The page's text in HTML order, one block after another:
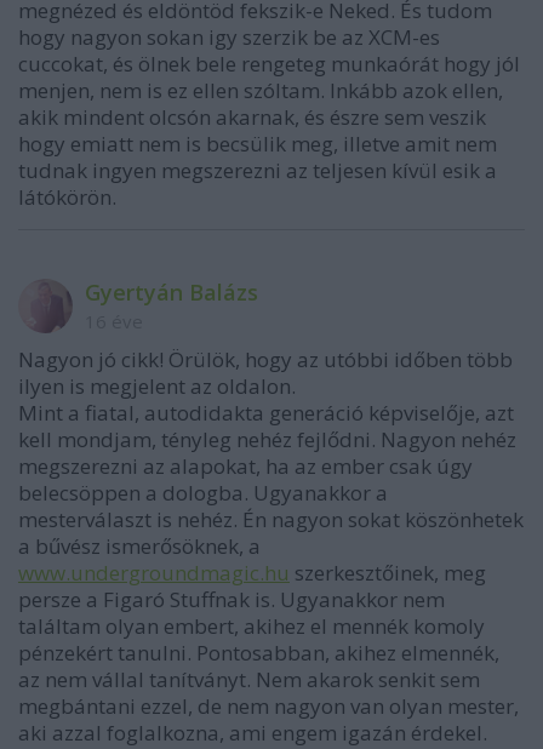
megnézed és eldöntöd fekszik-e Neked. És tudom
hogy nagyon sokan igy szerzik be az XCM-es
cuccokat, és ölnek bele rengeteg munkaórát hogy jól
menjen, nem is ez ellen szóltam. Inkább azok ellen,
akik mindent olcsón akarnak, és észre sem veszik
hogy emiatt nem is becsülik meg, illetve amit nem
tudnak ingyen megszerezni az teljesen kívül esik a
látókörön.
Gyertyán Balázs
Nagyon jó cikk! Örülök, hogy az utóbbi időben több
ilyen is megjelent az oldalon.
Mint a fiatal, autodidakta generáció képviselője, azt
kell mondjam, tényleg nehéz fejlődni. Nagyon nehéz
megszerezni az alapokat, ha az ember csak úgy
belecsöppen a dologba. Ugyanakkor a
mesterválaszt is nehéz. Én nagyon sokat köszönhetek
a bűvész ismerősöknek, a
www.undergroundmagic.hu szerkesztőinek, meg
persze a Figaró Stuffnak is. Ugyanakkor nem
találtam olyan embert, akihez el mennék komoly
pénzekért tanulni. Pontosabban, akihez elmennék,
az nem vállal tanítványt. Nem akarok senkit sem
megbántani ezzel, de nem nagyon van olyan mester,
aki azzal foglalkozna, ami engem igazán érdekel.